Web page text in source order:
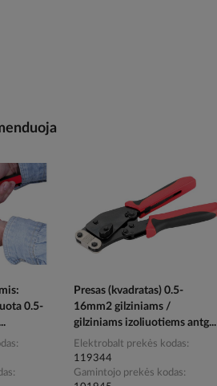
0.5-
Presas (kvadratas) 0.5-
16mm2 gilziniams /
gilziniams izoliuotiems antg...
Elektrobalt prekės kodas
119344
Gamintojo prekės kodas